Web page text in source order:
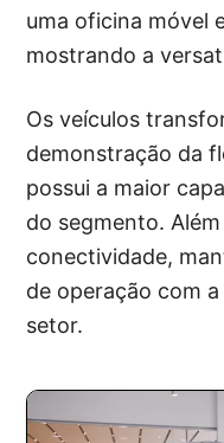
uma oficina móvel
mostrando a
Os veículos
demonstração da
possui a maior
do segmento.
conectividade,
de operação com
setor.